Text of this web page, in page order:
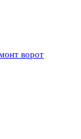
ворот